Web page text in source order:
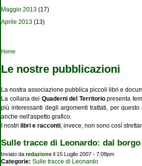
Maggio 2013 (17)
Aprile 2013 (13)
Tu sei qui
Home
Le nostre pubblicazioni
La nostra associazione pubblica piccoli libri e
La collana dei Quaderni del Territoriopresenta
più interessanti degli argomenti trattati, per
anche nell'aspetto grafico.
I nostri libri e racconti , invece, non sono così
Sulle tracce di Leonardo: dal
Inviato da redazione il 15 Luglio 2007 - 7:08pm
Categorie: Sulle tracce di Leonardo